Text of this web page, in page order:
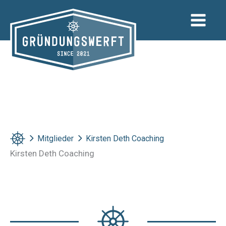
Inhalt
springen
Mitglieder Kirsten Deth Coaching
Kirsten Deth Coaching